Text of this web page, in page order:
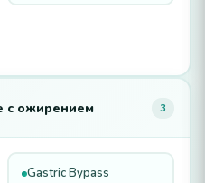
с ожирением 3
Gastric Bypass